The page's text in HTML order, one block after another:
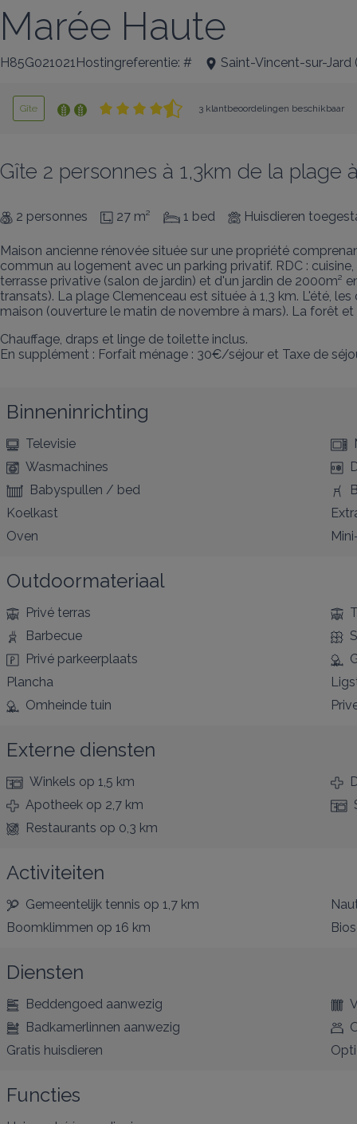
Marée Haute
H85G021021Hostingreferentie: # Saint-Vincent-sur-Jard
Gîte 3 klantbeoordelingen beschikbaar
Gîte 2 personnes à 1,3km de la plage
2 personnes 27 m² 1 bed Huisdieren
Maison ancienne rénovée située sur une propriété
commun au logement avec un parking privatif. RDC :
terrasse privative (salon de jardin) et d'un jardin de
transats). La plage Clemenceau est située à 1,3 km. L'été,
maison (ouverture le matin de novembre à mars). La forêt
Chauffage, draps et linge de toilette inclus.
En supplément : Forfait ménage : 30€/séjour et Taxe de
Binneninrichting
Televisie
Wasmachines
Babyspullen / bed
Koelkast
Oven
Outdoormateriaal
Privé terras
Barbecue
Privé parkeerplaats
Plancha
Omheinde tuin
Externe diensten
Winkels op 1,5 km
Apotheek op 2,7 km
Restaurants op 0,3 km
Activiteiten
Gemeentelijk tennis op 1,7 km
Boomklimmen op 16 km
Diensten
Beddengoed aanwezig
Badkamerlinnen aanwezig
Gratis huisdieren
Functies